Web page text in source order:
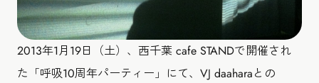
2013年1月19日（土）、西千葉 cafe STANDで開催され
た「呼吸10周年パーティー」にて、VJ daaharaとの